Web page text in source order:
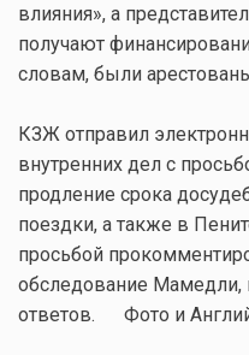
влияния», а
получают
словам, были
КЗЖ отправил
внутренних дел с
продление срока
поездки, а также в
просьбой
обследование Мамедли,
ответов. Фото и